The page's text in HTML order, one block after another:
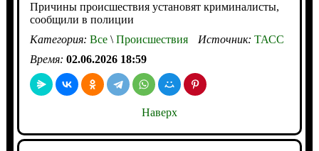
Причины происшествия установят криминалисты,
сообщили в полиции
Категория: Все\Происшествия Источник: ТАСС
Время: 02.06.2026 18:59
Наверх